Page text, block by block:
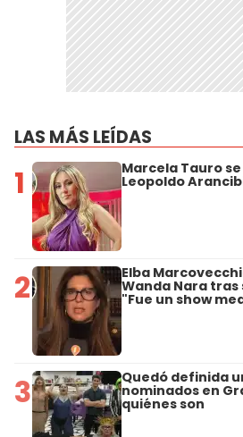
LAS MÁS LEÍDAS
1 Marcela Tauro
Leopoldo
2 Elba
Wanda Nara tras
"Fue un show
3 Quedó definida
nominados en
quiénes son